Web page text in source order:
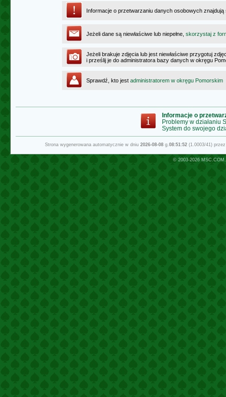
Informacje o przetwarzaniu danych osobowych
Jeżeli dane są niewłaściwe lub niepełne, skorzystaj z
Jeżeli brakuje zdjęcia lub jest niewłaściwe przygotuj
i prześlij je do administratora bazy danych w okręgu
Sprawdź, kto jest administratorem w okręgu Pomorskim
Informacje o
Problemy w działaniu
System do swojego
Strona wygenerowana automatycznie w dniu 2026-08-08g.08:51:52(1.0003/41)
© 2003-2026